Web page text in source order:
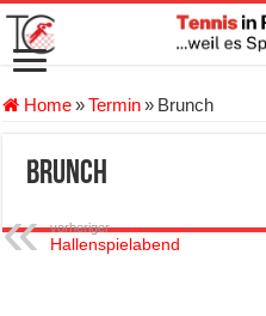
Home»Termin» Brunch
Brunch
vorheriger
Hallenspielabend